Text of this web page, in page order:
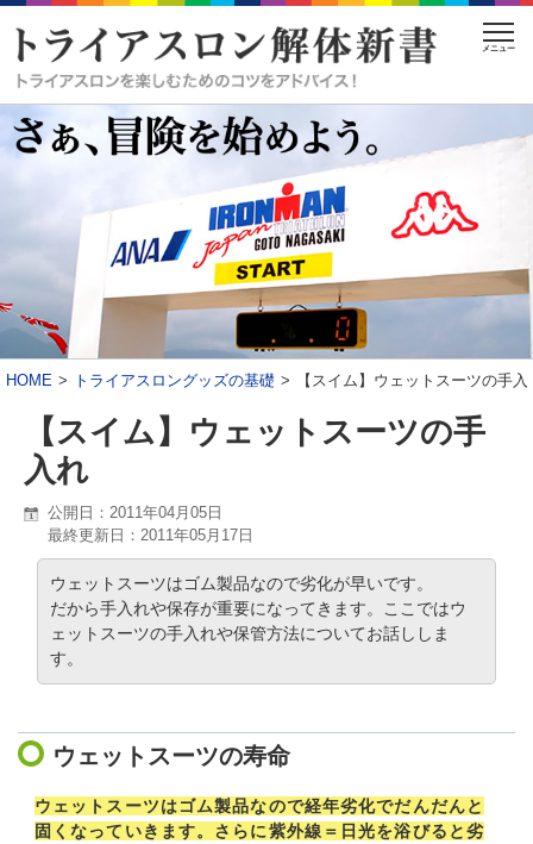
メニュー
HOME トライアスロングッズの基礎 【スイム】ウェットスーツの手入
【スイム】ウェットスーツの手
入れ
公開日：2011年04月05日
最終更新日：2011年05月17日
ウェットスーツはゴム製品なので劣化が早いです。
だから手入れや保存が重要になってきます。ここではウ
ェットスーツの手入れや保管方法についてお話ししま
す。
ウェットスーツの寿命
ウェットスーツはゴム製品なので経年劣化でだんだんと
固くなっていきます。さらに紫外線＝日光を浴びると劣